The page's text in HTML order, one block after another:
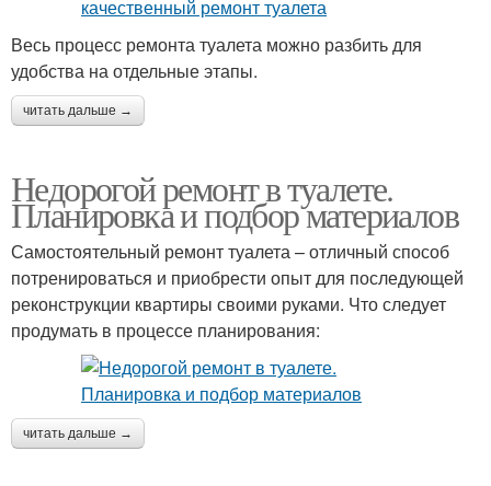
Весь процесс ремонта туалета можно разбить для
удобства на отдельные этапы.
читать дальше →
Недорогой ремонт в туалете.
Планировка и подбор материалов
Самостоятельный ремонт туалета – отличный способ
потренироваться и приобрести опыт для последующей
реконструкции квартиры своими руками. Что следует
продумать в процессе планирования:
читать дальше →